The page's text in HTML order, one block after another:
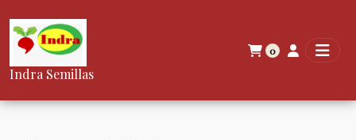
Indra Semillas
0